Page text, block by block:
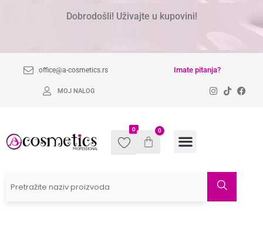
Dobrodošli! Uživajte u kupovini!
office@a-cosmetics.rs Imate pitanja?
MOJ NALOG
0 0